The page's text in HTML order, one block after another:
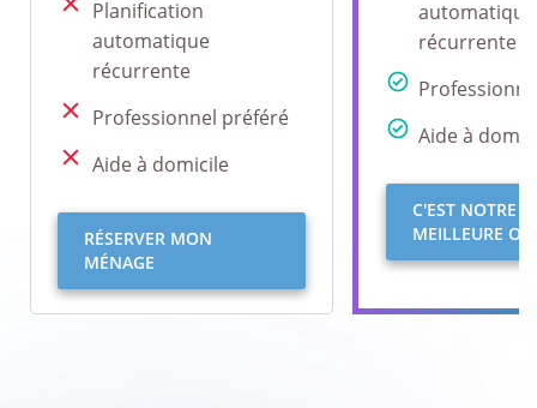
automatique
récurrente
Aide à
C'EST NOTRE
MEILLEURE
Planification
automatique
récurrente
Professionnel préféré
Aide à domicile
RÉSERVER MON
MÉNAGE